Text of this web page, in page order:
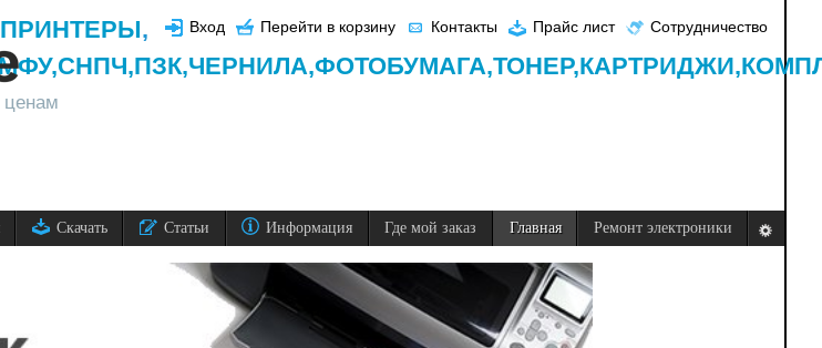
ценам
Вход Перейти в корзину Контакты Прайс лист Сотрудничество
ПРИНТЕРЫ,
СНПЧ,ПЗК,ЧЕРНИЛА,ФОТОБУМАГА,ТОНЕР,КАРТРИДЖИ,
Скачать Статьи Информация Где мой заказ Главная Ремонт электроники